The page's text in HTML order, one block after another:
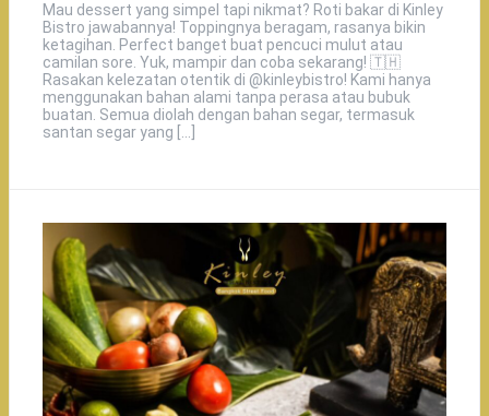
Mau dessert yang simpel tapi nikmat? Roti bakar di Kinley
Bistro jawabannya! Toppingnya beragam, rasanya bikin
ketagihan. Perfect banget buat pencuci mulut atau
camilan sore. Yuk, mampir dan coba sekarang! 🇹🇭️
Rasakan kelezatan otentik di @kinleybistro! Kami hanya
menggunakan bahan alami tanpa perasa atau bubuk
buatan. Semua diolah dengan bahan segar, termasuk
santan segar yang […]